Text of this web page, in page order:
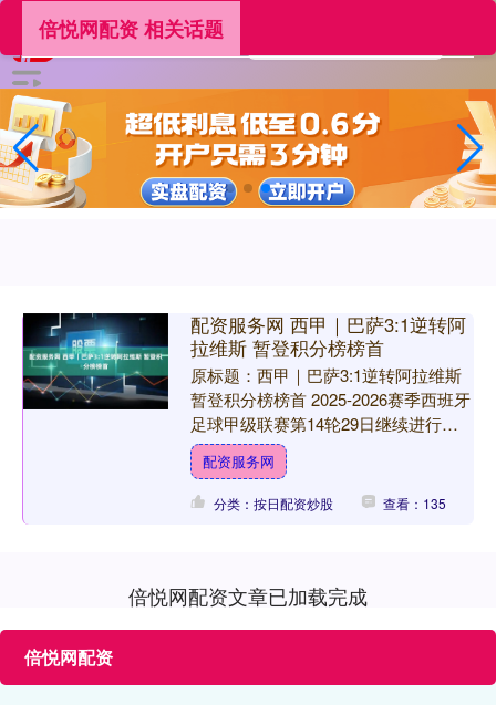
倍悦网配资 相关话题
配资服务网 西甲｜巴萨3:1逆转阿
拉维斯 暂登积分榜榜首
原标题：西甲｜巴萨3:1逆转阿拉维斯
暂登积分榜榜首 2025-2026赛季西班牙
足球甲级联赛第14轮29日继续进行，
巴塞罗那主场3:1战胜阿拉维斯，暂时
回到西....
配资服务网
分类：按日配资炒股 查看：135
倍悦网配资文章已加载完成
倍悦网配资